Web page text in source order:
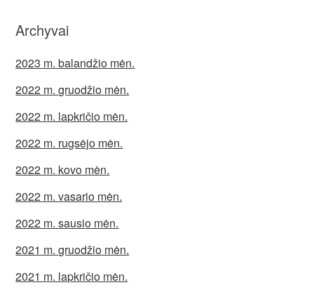
Archyvai
2023 m. balandžio mėn.
2022 m. gruodžio mėn.
2022 m. lapkričio mėn.
2022 m. rugsėjo mėn.
2022 m. kovo mėn.
2022 m. vasario mėn.
2022 m. sausio mėn.
2021 m. gruodžio mėn.
2021 m. lapkričio mėn.